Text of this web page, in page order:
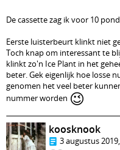
De cassette zag ik voor 10 pond
Eerste luisterbeurt klinkt niet
Toch knap om interessant te
klinkt zo'n Ice Plant in het
beter. Gek eigenlijk hoe losse
genomen het veel beter
nummer worden 😉
koosknook
3 augustus